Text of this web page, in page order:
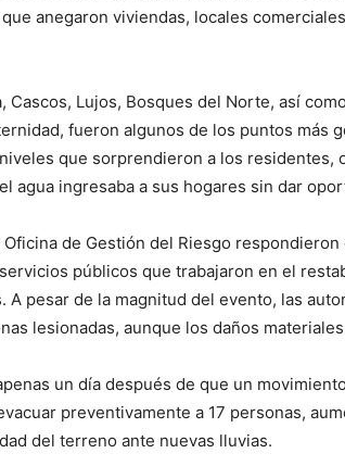
anegaron viviendas, locales
Cascos, Lujos, Bosques del Norte, así
fueron algunos de los puntos más
que sorprendieron a los residentes,
agua ingresaba a sus hogares sin dar
de Gestión del Riesgo respondieron
públicos que trabajaron en el
A pesar de la magnitud del evento, las
lesionadas, aunque los daños
un día después de que un
preventivamente a 17 personas,
del terreno ante nuevas lluvias.